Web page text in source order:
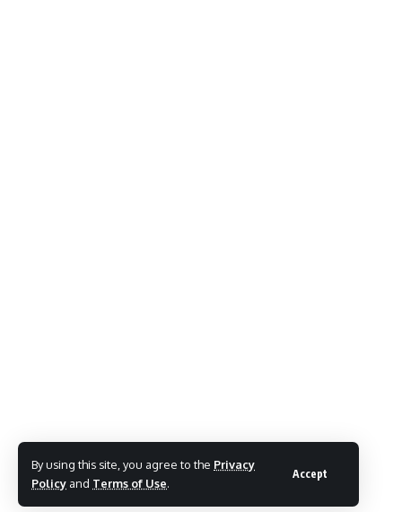
By using this site, you agree to the Privacy
Policy and Terms of Use.
Accept